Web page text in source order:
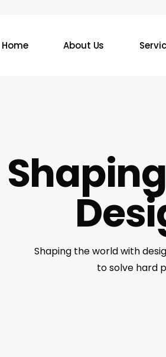
Home About Us
Shaping the world with
to solve hard